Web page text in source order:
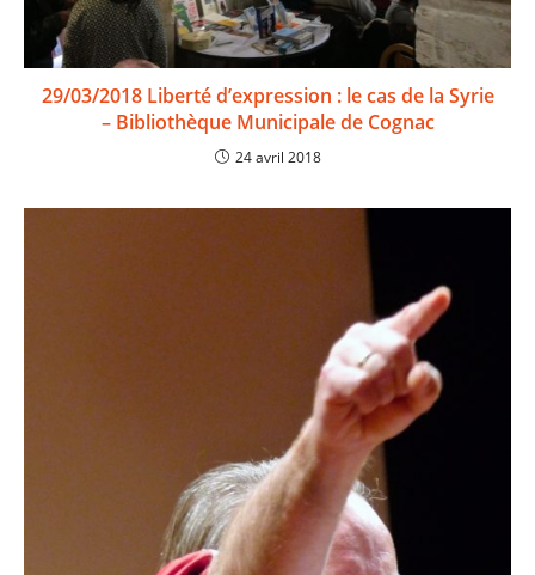
29/03/2018 Liberté d’expression : le cas de la Syrie
– Bibliothèque Municipale de Cognac
24 avril 2018